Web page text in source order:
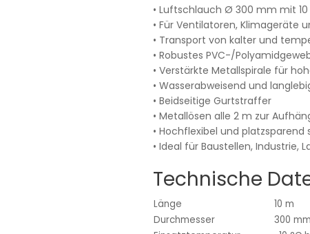
• Luftschlauch Ø 300 mm mit
• Für Ventilatoren, Klimageräte
• Transport von kalter und
• Robustes PVC-/
• Verstärkte Metallspirale für
• Wasserabweisend und
• Beidseitige Gurtstraffer
• Metallösen alle 2 m zur
• Hochflexibel und platzsparend
• Ideal für Baustellen, Industrie,
Technische
Länge
10 m
Durchmesser
300 mm